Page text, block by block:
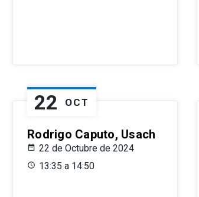
22 OCT
Rodrigo Caputo, Usach
22 de Octubre de 2024
13:35 a 14:50